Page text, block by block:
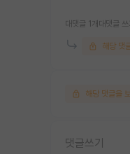
대댓글 1개 대댓글 쓰
해당 댓
해당 댓글을
댓글쓰기